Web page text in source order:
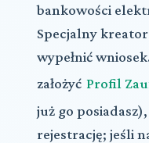
bankowości
Specjalny
wypełnić
założyć Profil
już go
rejestrację; jeśli